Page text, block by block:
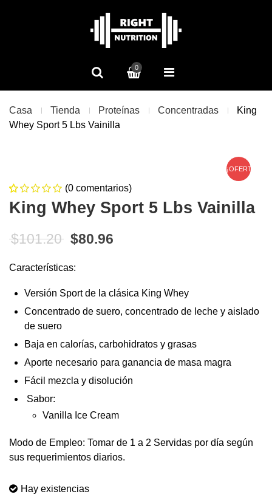
0
Casa Tienda Proteínas Concentradas
King
Whey Sport 5 Lbs Vainilla
¡OFERTA!
0de
5
based on
0
customer
ratings
(0 comentarios)
King Whey Sport 5 Lbs Vainilla
$101.20 El precio original era: $101.20.
$80.96
Características:
Versión Sport de la clásica King Whey
Concentrado de suero, concentrado de leche y aislado
de suero
Baja en calorías, carbohidratos y grasas
Aporte necesario para ganancia de masa magra
Fácil mezcla y disolución
Sabor:
Vanilla Ice Cream
Modo de Empleo: Tomar de 1 a 2 Servidas por día según
sus requerimientos diarios.
Hay existencias